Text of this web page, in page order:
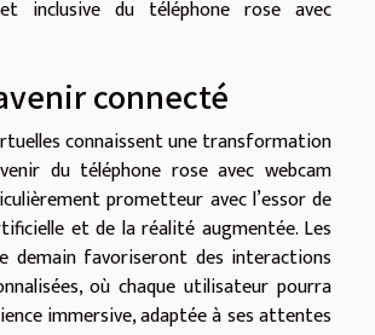
inclusive du téléphone rose avec
connecté
connaissent une transformation
du téléphone rose avec webcam
prometteur avec l’essor de
et de la réalité augmentée. Les
demain favoriseront des interactions
où chaque utilisateur pourra
immersive, adaptée à ses attentes